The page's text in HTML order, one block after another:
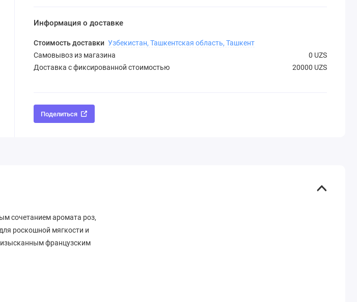
Информация о доставке
Стоимость доставки Узбекистан, Ташкентская область, Ташкент
Самовывоз из магазина
0 UZS
Доставка с фиксированной стоимостью
20000 UZS
Поделиться
сочетанием аромата роз,
роскошной мягкости и
изысканным французским